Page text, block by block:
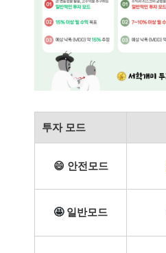
투자 모드
😄 안전모드
🤩일반모드